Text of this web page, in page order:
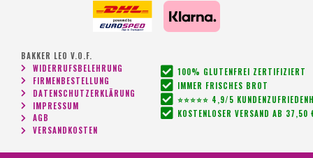
BAKKER LEO V.O.F.
WIDERRUFSBELEHRUNG
FIRMENBESTELLUNG
DATENSCHUTZERKLÄRUNG
IMPRESSUM
AGB
VERSANDKOSTEN
100% GLUTENFREI ZERTIFIZIERT
IMMER FRISCHES BROT
⭐⭐⭐⭐⭐ 4,9/5
KOSTENLOSER VERSAND AB 37,50